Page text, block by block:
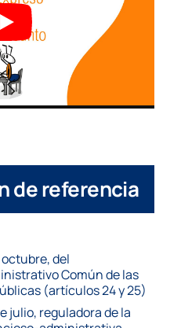
de referencia
octubre, del
Común de las
(artículos 24 y 25)
julio, reguladora de la